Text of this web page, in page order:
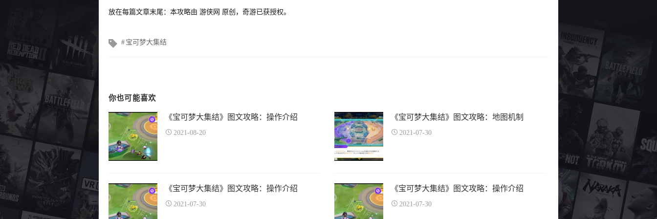
放在每篇文章末尾：本攻略由 游侠网 原创，奇游已获授权。
文 宝可梦大集结
你也可能喜欢
《宝可梦大集结》图文攻略：操作介绍
2021-08-20
《宝可梦大集结》图文攻略：地图机制
2021-07-30
《宝可梦大集结》图文攻略：操作介绍
2021-07-30
《宝可梦大集结》图文攻略：操作介绍
2021-07-30